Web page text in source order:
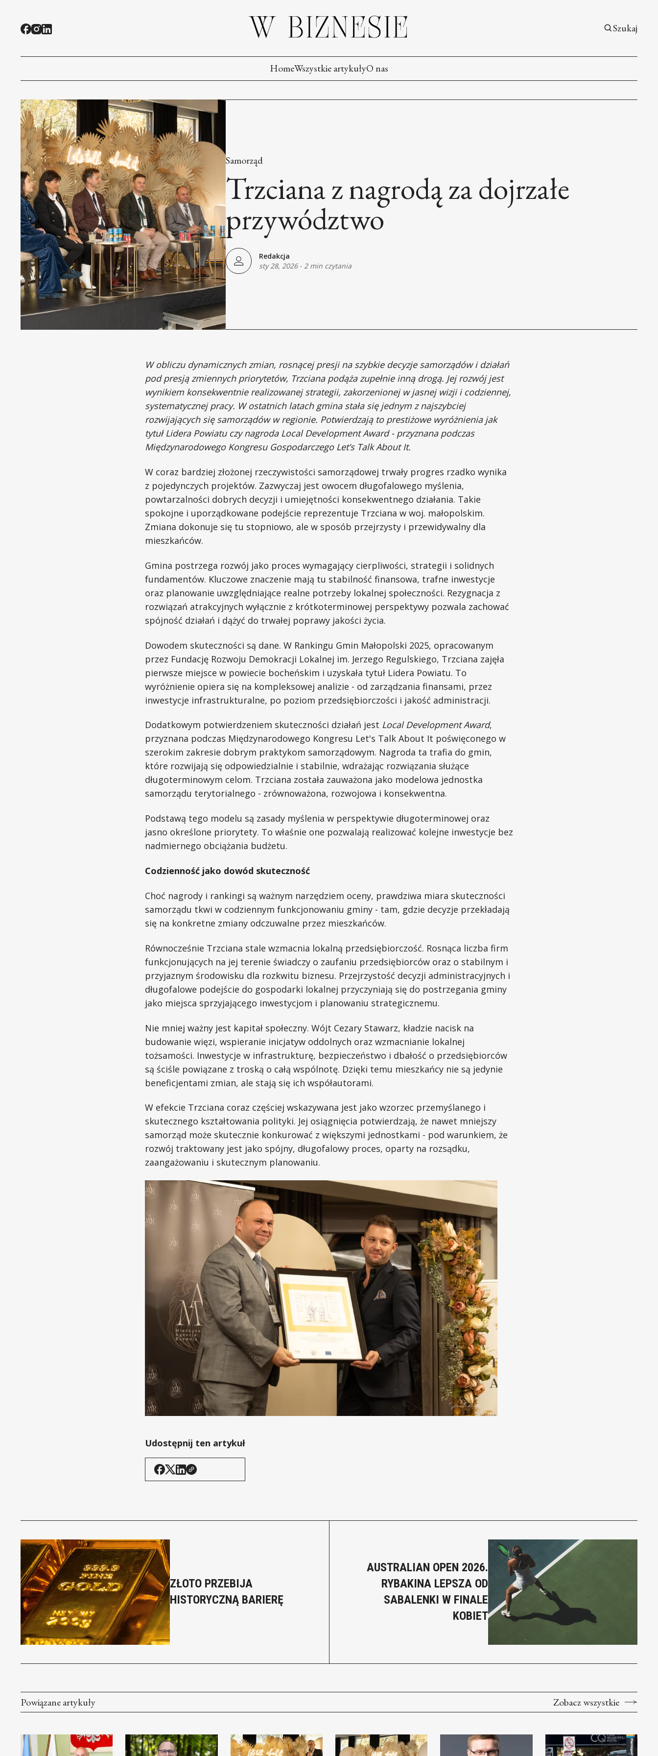
Szukaj
HomeWszystkie artykułyO nas
Samorząd
Trzciana z nagrodą za dojrzałe
przywództwo
Redakcja
sty 28, 2026-2 min czytania
W obliczu dynamicznych zmian, rosnącej presji na szybkie decyzje samorządów i działań
pod presją zmiennych priorytetów, Trzciana podąża zupełnie inną drogą. Jej rozwój jest
wynikiem konsekwentnie realizowanej strategii, zakorzenionej w jasnej wizji i codziennej,
systematycznej pracy. W ostatnich latach gmina stała się jednym z najszybciej
rozwijających się samorządów w regionie. Potwierdzają to prestiżowe wyróżnienia jak
tytuł Lidera Powiatu czy nagroda Local Development Award - przyznana podczas
Międzynarodowego Kongresu Gospodarczego Let’s Talk About It.
W coraz bardziej złożonej rzeczywistości samorządowej trwały progres rzadko wynika
z pojedynczych projektów. Zazwyczaj jest owocem długofalowego myślenia,
powtarzalności dobrych decyzji i umiejętności konsekwentnego działania. Takie
spokojne i uporządkowane podejście reprezentuje Trzciana w woj. małopolskim.
Zmiana dokonuje się tu stopniowo, ale w sposób przejrzysty i przewidywalny dla
mieszkańców.
Gmina postrzega rozwój jako proces wymagający cierpliwości, strategii i solidnych
fundamentów. Kluczowe znaczenie mają tu stabilność finansowa, trafne inwestycje
oraz planowanie uwzględniające realne potrzeby lokalnej społeczności. Rezygnacja z
rozwiązań atrakcyjnych wyłącznie z krótkoterminowej perspektywy pozwala zachować
spójność działań i dążyć do trwałej poprawy jakości życia.
Dowodem skuteczności są dane. W Rankingu Gmin Małopolski 2025, opracowanym
przez Fundację Rozwoju Demokracji Lokalnej im. Jerzego Regulskiego, Trzciana zajęła
pierwsze miejsce w powiecie bocheńskim i uzyskała tytuł Lidera Powiatu. To
wyróżnienie opiera się na kompleksowej analizie - od zarządzania finansami, przez
inwestycje infrastrukturalne, po poziom przedsiębiorczości i jakość administracji.
Dodatkowym potwierdzeniem skuteczności działań jest Local Development Award,
przyznana podczas Międzynarodowego Kongresu Let's Talk About It poświęconego w
szerokim zakresie dobrym praktykom samorządowym. Nagroda ta trafia do gmin,
które rozwijają się odpowiedzialnie i stabilnie, wdrażając rozwiązania służące
długoterminowym celom. Trzciana została zauważona jako modelowa jednostka
samorządu terytorialnego - zrównoważona, rozwojowa i konsekwentna.
Podstawą tego modelu są zasady myślenia w perspektywie długoterminowej oraz
jasno określone priorytety. To właśnie one pozwalają realizować kolejne inwestycje bez
nadmiernego obciążania budżetu.
Codzienność jako dowód skuteczność
Choć nagrody i rankingi są ważnym narzędziem oceny, prawdziwa miara skuteczności
samorządu tkwi w codziennym funkcjonowaniu gminy - tam, gdzie decyzje przekładają
się na konkretne zmiany odczuwalne przez mieszkańców.
Równocześnie Trzciana stale wzmacnia lokalną przedsiębiorczość. Rosnąca liczba firm
funkcjonujących na jej terenie świadczy o zaufaniu przedsiębiorców oraz o stabilnym i
przyjaznym środowisku dla rozkwitu biznesu. Przejrzystość decyzji administracyjnych i
długofalowe podejście do gospodarki lokalnej przyczyniają się do postrzegania gminy
jako miejsca sprzyjającego inwestycjom i planowaniu strategicznemu.
Nie mniej ważny jest kapitał społeczny. Wójt Cezary Stawarz, kładzie nacisk na
budowanie więzi, wspieranie inicjatyw oddolnych oraz wzmacnianie lokalnej
tożsamości. Inwestycje w infrastrukturę, bezpieczeństwo i dbałość o przedsiębiorców
są ściśle powiązane z troską o całą wspólnotę. Dzięki temu mieszkańcy nie są jedynie
beneficjentami zmian, ale stają się ich współautorami.
W efekcie Trzciana coraz częściej wskazywana jest jako wzorzec przemyślanego i
skutecznego kształtowania polityki. Jej osiągnięcia potwierdzają, że nawet mniejszy
samorząd może skutecznie konkurować z większymi jednostkami - pod warunkiem, że
rozwój traktowany jest jako spójny, długofalowy proces, oparty na rozsądku,
zaangażowaniu i skutecznym planowaniu.
Udostępnij ten artykuł
ZŁOTO PRZEBIJA
HISTORYCZNĄ BARIERĘ
AUSTRALIAN OPEN 2026.
RYBAKINA LEPSZA OD
SABALENKI W FINALE
KOBIET
Powiązane artykuły Zobacz wszystkie